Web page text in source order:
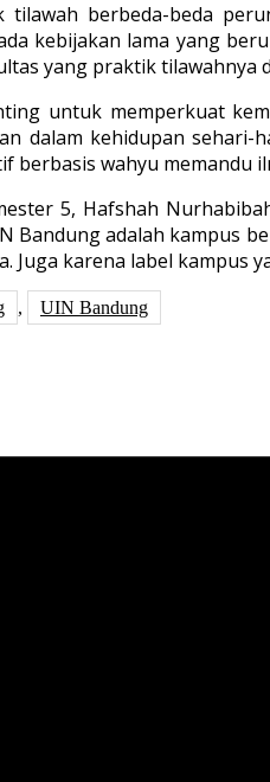
berbeda-beda
kebijakan lama yang
yang praktik tilawahnya
untuk memperkuat
dalam kehidupan
berbasis wahyu memandu
5, Hafshah
Bandung adalah kampus
Juga karena label
,
UIN Bandung